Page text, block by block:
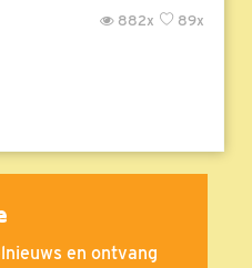
89x
882x
en ontvang